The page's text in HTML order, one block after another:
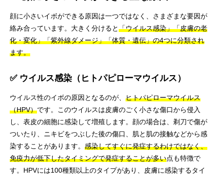
顔に小さいイボができる原因は一つではなく、さまざまな要因が
絡み合っています。大きく分けると「ウイルス感染」「皮膚の老
化・変化」「紫外線ダメージ」「体質・遺伝」の4つに分類され
ます。
✅ ウイルス感染（ヒトパピローマウイルス）
ウイルス性のイボの原因となるのが、 ヒトパピローマウイルス
（HPV）です。このウイルスは皮膚のごく小さな傷口から侵入
し、表皮の細胞に感染して増殖します。顔の場合は、剃刀で傷が
ついたり、ニキビをつぶした後の傷口、肌と肌の接触などから感
染することがあります。 感染してすぐに発症するわけではなく、
免疫力が低下したタイミングで発症することが多い点も特徴で
す。HPVには100種類以上のタイプがあり、皮膚に感染するタイ